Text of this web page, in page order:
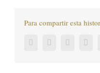
Para compartir esta
FacebookTwitter LinkedIn